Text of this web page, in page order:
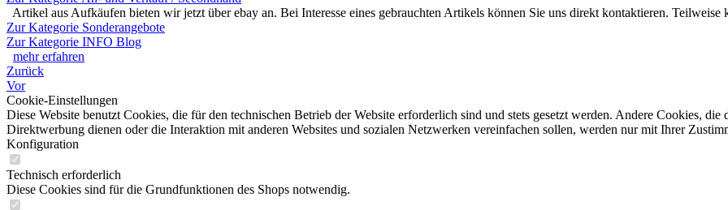
Artikel aus Aufkäufen bieten wir jetzt über ebay an. Bei Interesse eines gebrauchten Artikels können Sie uns direkt kontaktieren.
Zur Kategorie Sonderangebote
Zur Kategorie INFO Blog
mehr erfahren
Zurück
Vor
Cookie-Einstellungen
Diese Website benutzt Cookies, die für den technischen Betrieb der Website erforderlich sind und stets gesetzt werden. Andere Cookies,
Direktwerbung dienen oder die Interaktion mit anderen Websites und sozialen Netzwerken vereinfachen sollen, werden nur mit Ihrer
Konfiguration
Technisch erforderlich
Diese Cookies sind für die Grundfunktionen des Shops notwendig.